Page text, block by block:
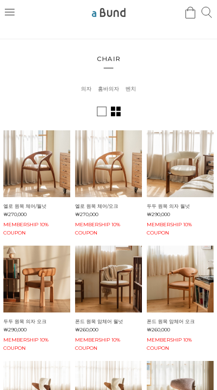
메
검
CHAIR
의자 홈바의자 벤치
엘로 원목 체어/월넛
￦270,000
MEMBERSHIP 10%
COUPON
엘로 원목 체어/오크
￦270,000
MEMBERSHIP 10%
COUPON
두두 원목 의자 월넛
￦290,000
MEMBERSHIP 10%
COUPON
두두 원목 의자 오크
￦290,000
MEMBERSHIP 10%
COUPON
폰드 원목 암체어 월넛
￦260,000
MEMBERSHIP 10%
COUPON
폰드 원목 암체어 오크
￦260,000
MEMBERSHIP 10%
COUPON